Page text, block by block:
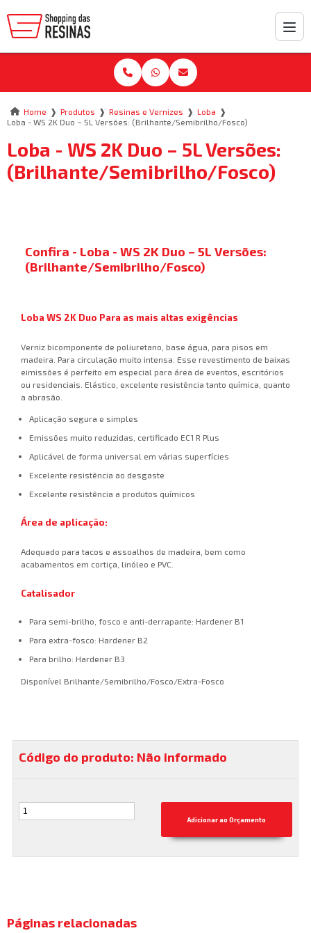
Home ❱ Produtos ❱ Resinas e Vernizes ❱ Loba ❱
Loba - WS 2K Duo – 5L Versões: (Brilhante/Semibrilho/Fosco)
Loba - WS 2K Duo – 5L Versões:
(Brilhante/Semibrilho/Fosco)
Confira - Loba - WS 2K Duo – 5L Versões:
(Brilhante/Semibrilho/Fosco)
Loba WS 2K Duo Para as mais altas exigências
Verniz bicomponente de poliuretano, base água, para pisos em
madeira. Para circulação muito intensa. Esse revestimento de baixas
eimissões é perfeito em especial para área de eventos, escritórios
ou residenciais. Elástico, excelente resistência tanto química, quanto
a abrasão.
Aplicação segura e simples
Emissões muito reduzidas, certificado EC1 R Plus
Aplicável de forma universal em várias superfícies
Excelente resistência ao desgaste
Excelente resistência a produtos químicos
Área de aplicação:
Adequado para tacos e assoalhos de madeira, bem como
acabamentos em cortiça, linóleo e PVC.
Catalisador
Para semi-brilho, fosco e anti-derrapante: Hardener B1
Para extra-fosco: Hardener B2
Para brilho: Hardener B3
Disponível Brilhante/Semibrilho/Fosco/Extra-Fosco
Código do produto: Não informado
Páginas relacionadas